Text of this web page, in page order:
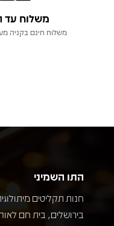
משלוח עד
משלוח חינם בקניה מעל 350
התו השמיני
בירושלים, בית חם